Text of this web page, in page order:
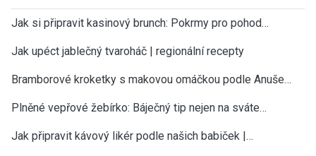
Jak si připravit kasinový brunch: Pokrmy pro pohod…
Jak upéct jablečný tvaroháč | regionální recepty
Bramborové kroketky s makovou omáčkou podle Anuše…
Plněné vepřové žebírko: Báječný tip nejen na sváte…
Jak připravit kávový likér podle našich babiček |…